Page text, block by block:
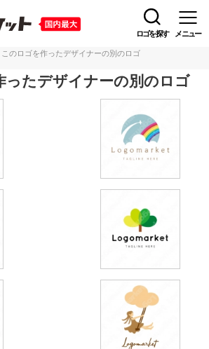
ロゴを探す メニュー
このロゴを作ったデザイナーの別のロゴ
ったデザイナーの別のロゴ